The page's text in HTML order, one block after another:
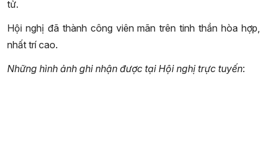
tử.
Hội nghị đã thành công viên mãn trên tinh thần hòa hợp,
nhất trí cao.
Những hình ảnh ghi nhận được tại Hội nghị trực tuyến: